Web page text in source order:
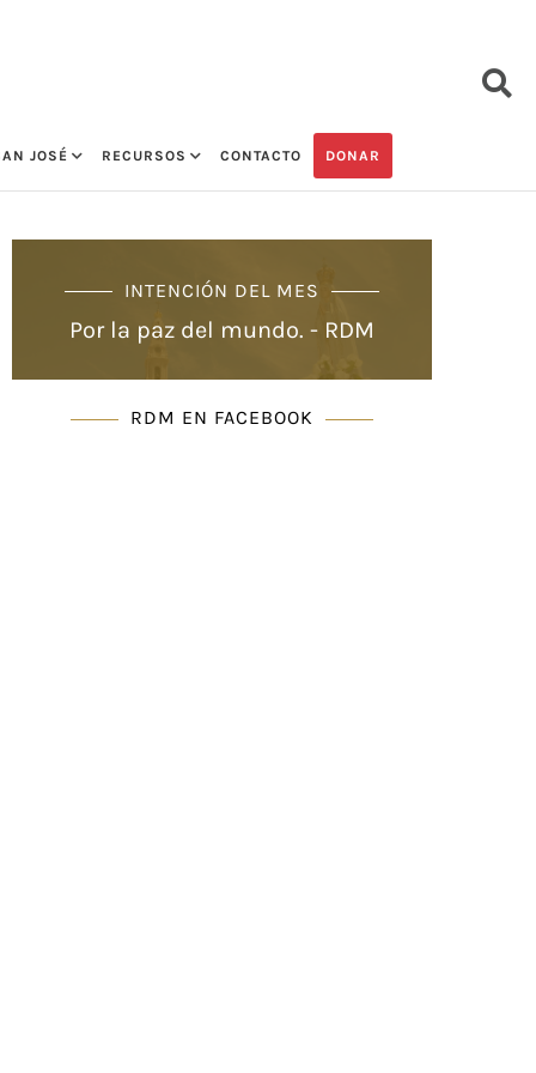
JOSÉ RECURSOS CONTACTO DONAR
INTENCIÓN DEL MES
Por la paz del mundo. - RDM
RDM EN FACEBOOK